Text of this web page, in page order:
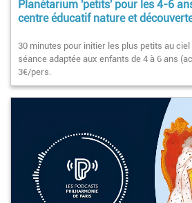
Planétarium 'petits' pour les 4-6
centre éducatif nature et
30 minutes pour initier les plus petits au
séance adaptée aux enfants de 4 à 6 ans
3€/pers.